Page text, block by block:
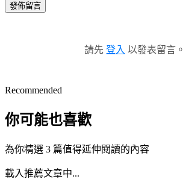
發佈留言
請先 登入 以發表留言。
Recommended
你可能也喜歡
為你精選 3 篇值得延伸閱讀的內容
載入推薦文章中...